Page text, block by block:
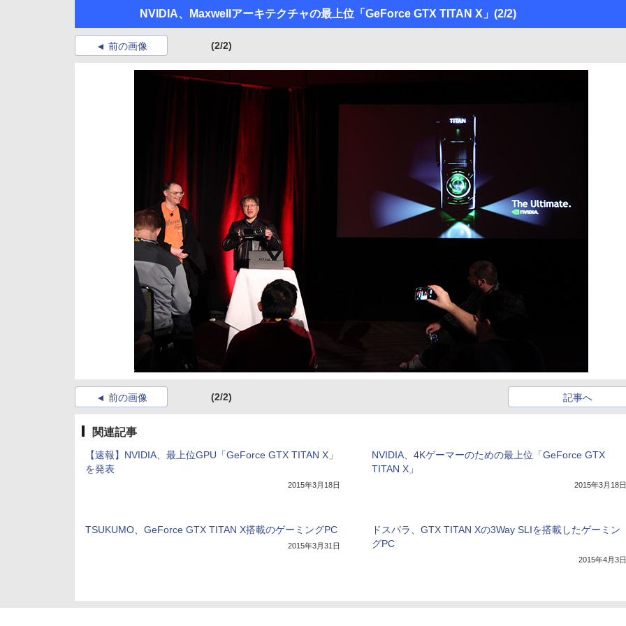
NVIDIA、Maxwellアーキテクチャの最上位「GeForce GTX TITAN X」 (2/2)
前の画像 (2/2)
前の画像 (2/2) 記事へ
関連記事
【速報】NVIDIA、最上位GPU「GeForce GTX TITAN X」
を発表
2015年3月18日
NVIDIA、4Kゲーマーのための最上位「GeForce GTX
TITAN X」
2015年3月18日
TSUKUMO、GeForce GTX TITAN X搭載のゲーミングPC
2015年3月31日
ドスパラ、GTX TITAN Xの3Way SLIを搭載したゲーミン
グPC
2015年4月3日